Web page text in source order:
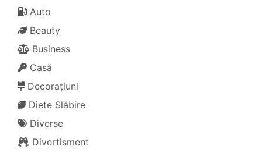
Auto
Beauty
Business
Casă
Decorațiuni
Diete Slăbire
Diverse
Divertisment